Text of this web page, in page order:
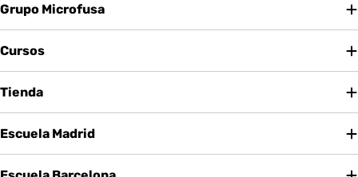
Grupo Microfusa
Cursos
Tienda
Escuela Madrid